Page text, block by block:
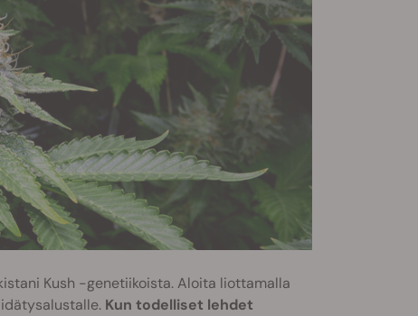
Kush -genetiikoista. Aloita liottamalla
Kun todelliset lehdet